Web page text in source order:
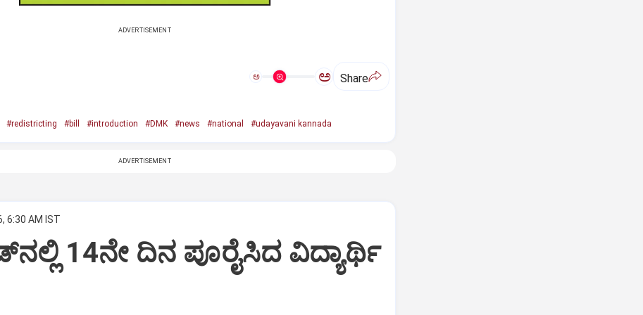
ADVERTISEMENT
ಅ ಅ Share
#redistricting #bill #introduction #DMK #news #national #udayavani kannada
ADVERTISEMENT
6:30 AM IST
14ನೇ ದಿನ ಪೂರೈಸಿದ ವಿದ್ಯಾರ್ಥಿ